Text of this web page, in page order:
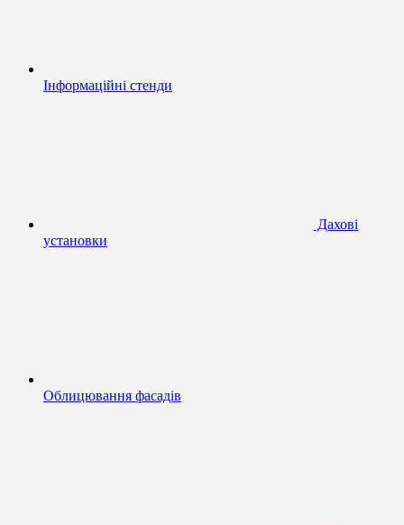
Інформаційні стенди
Дахові
установки
Облицювання фасадів